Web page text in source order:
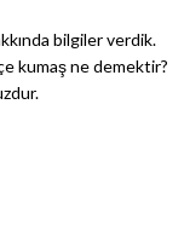
bilgiler verdik.
kumaş ne demektir?